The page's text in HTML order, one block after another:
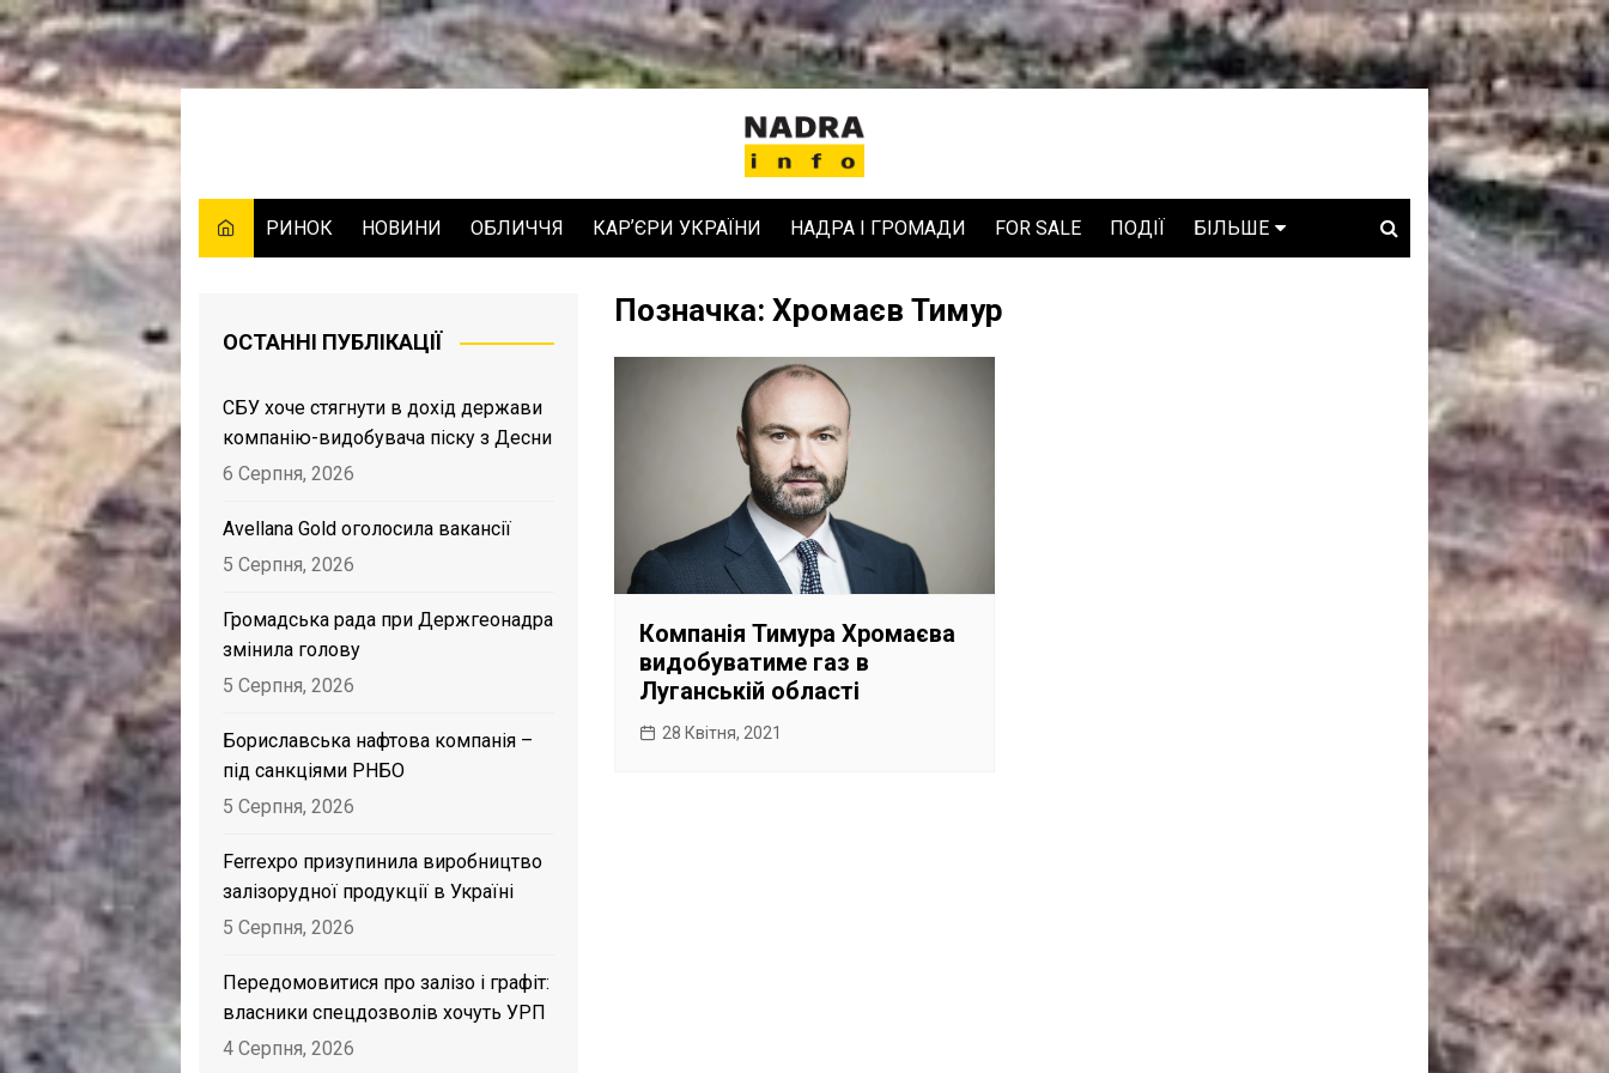
Skip
to
РИНОК НОВИНИ ОБЛИЧЧЯ КАРʼЄРИ УКРАЇНИ НАДРА І ГРОМАДИ FOR SALE ПОДІЇ БІЛЬШЕ
Позначка:Хромаєв Тимур
Компанія Тимура Хромаєва
видобуватиме газ в
Луганській області
28 Квітня, 2021
ОСТАННІ ПУБЛІКАЦІЇ
СБУ хоче стягнути в дохід держави
компанію-видобувача піску з Десни
6 Серпня, 2026
Avellana Gold оголосила вакансії
5 Серпня, 2026
Громадська рада при Держгеонадра
змінила голову
5 Серпня, 2026
Бориславська нафтова компанія –
під санкціями РНБО
5 Серпня, 2026
Ferrexpo призупинила виробництво
залізорудної продукції в Україні
5 Серпня, 2026
Передомовитися про залізо і графіт:
власники спецдозволів хочуть УРП
4 Серпня, 2026